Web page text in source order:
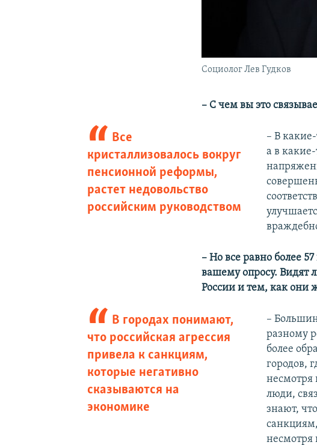
Социолог Лев Гудков
​– С чем вы это
Все
кристаллизовалось вокруг
пенсионной реформы,
растет недовольство
российским руководством
– В
а в
–​ Но все равно более
вашему опросу. Видят
России и тем, как они
В городах понимают,
что российская агрессия
привела к санкциям,
которые негативно
сказываются на
экономике
–
разному
более
городов,
несмотря
люди,
знают,
несмотря